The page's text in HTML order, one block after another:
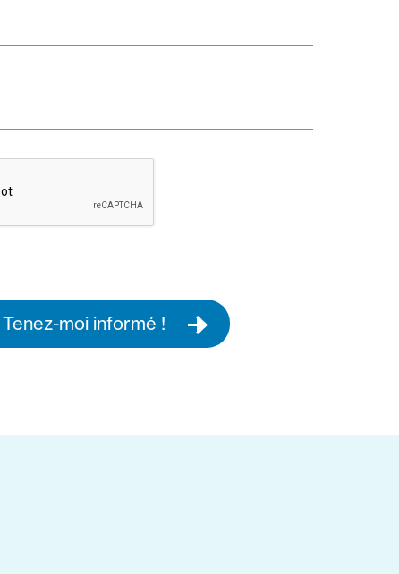
Tenez-moi informé !